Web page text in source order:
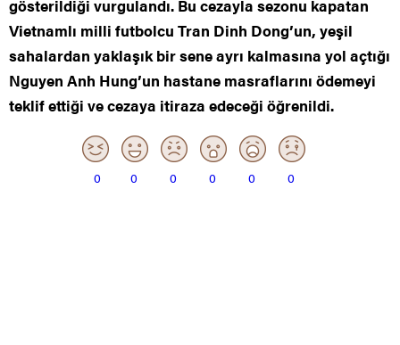
gösterildiği vurgulandı. Bu cezayla sezonu kapatan
Vietnamlı milli futbolcu Tran Dinh Dong’un, yeşil
sahalardan yaklaşık bir sene ayrı kalmasına yol açtığı
Nguyen Anh Hung’un hastane masraflarını ödemeyi
teklif ettiği ve cezaya itiraza edeceği öğrenildi.
0 0 0 0 0 0